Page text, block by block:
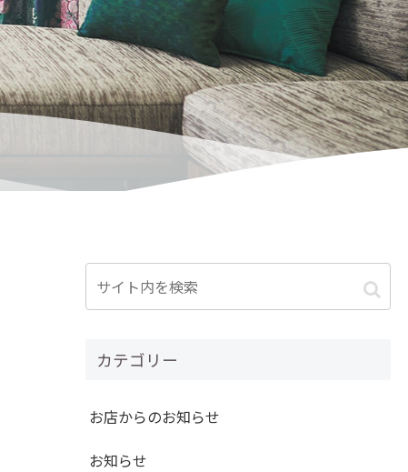
カテゴリー
お店からのお知らせ
お知らせ